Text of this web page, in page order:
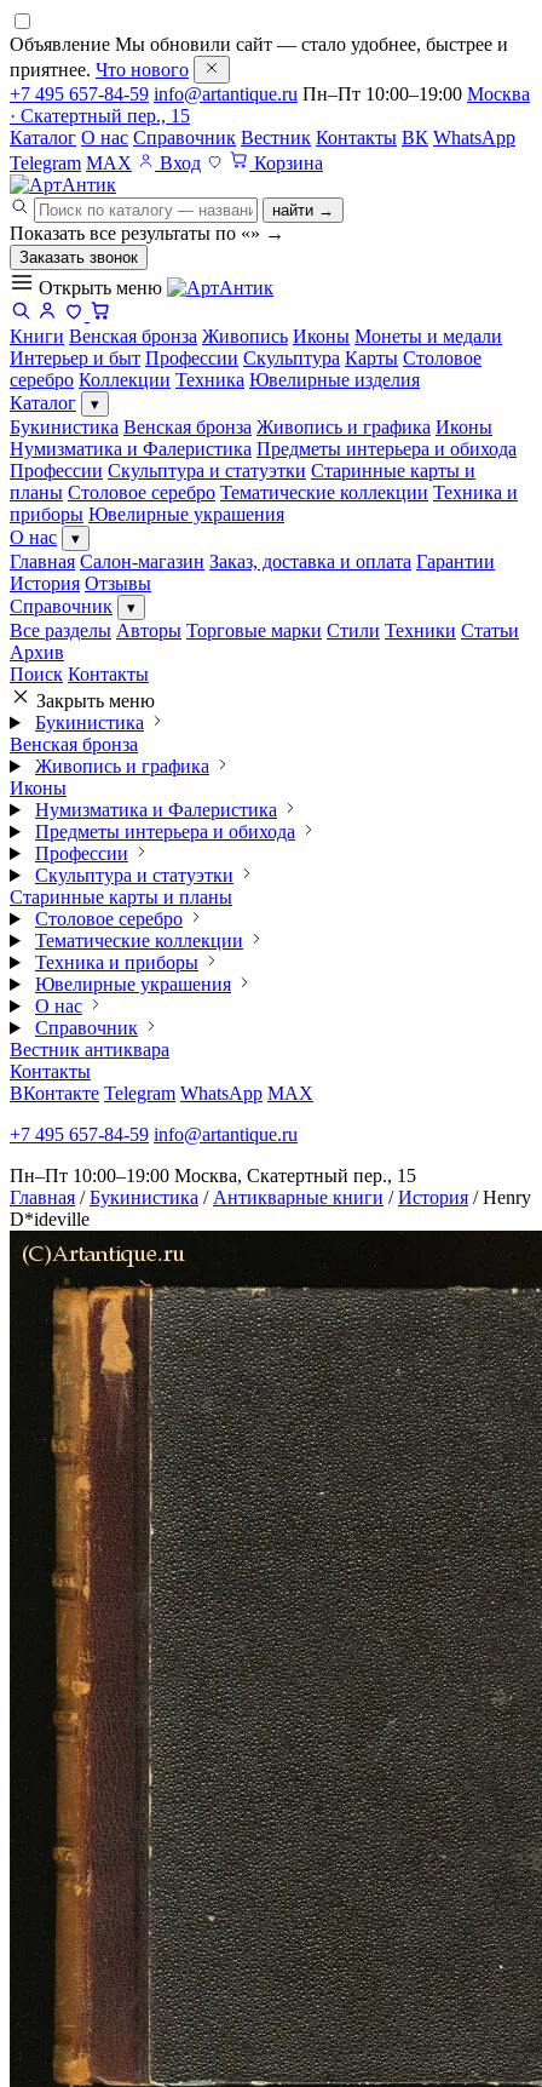
Объявление Мы обновили сайт — стало удобнее, быстрее и
приятнее. Что нового
+7 495 657-84-59 info@artantique.ru Пн–Пт 10:00–19:00 Москва
· Скатертный пер., 15
Каталог О нас Справочник Вестник Контакты ВК WhatsApp
Telegram MAX Вход Корзина
найти →
Показать все результаты по «» →
Заказать звонок
Открыть меню
Книги Венская бронза Живопись Иконы Монеты и медали
Интерьер и быт Профессии Скульптура Карты Столовое
серебро Коллекции Техника Ювелирные изделия
Каталог
▾
Букинистика Венская бронза Живопись и графика Иконы
Нумизматика и Фалеристика Предметы интерьера и обихода
Профессии Скульптура и статуэтки Старинные карты и
планы Столовое серебро Тематические коллекции Техника и
приборы Ювелирные украшения
О нас
▾
Главная Салон-магазин Заказ, доставка и оплата Гарантии
История Отзывы
Справочник
▾
Все разделы Авторы Торговые марки Стили Техники Статьи
Архив
Поиск Контакты
Закрыть меню
Букинистика
Венская бронза
Живопись и графика
Иконы
Нумизматика и Фалеристика
Предметы интерьера и обихода
Профессии
Скульптура и статуэтки
Старинные карты и планы
Столовое серебро
Тематические коллекции
Техника и приборы
Ювелирные украшения
О нас
Справочник
Вестник антиквара
Контакты
ВКонтакте Telegram WhatsApp MAX
+7 495 657-84-59 info@artantique.ru
Пн–Пт 10:00–19:00 Москва, Скатертный пер., 15
Главная / Букинистика / Антикварные книги / История / Henry
D*ideville